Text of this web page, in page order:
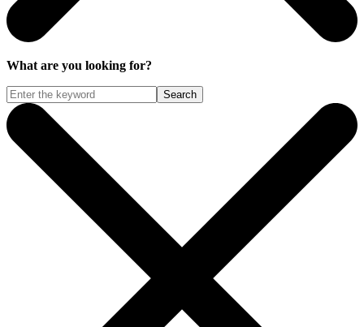
What are you looking for?
Search